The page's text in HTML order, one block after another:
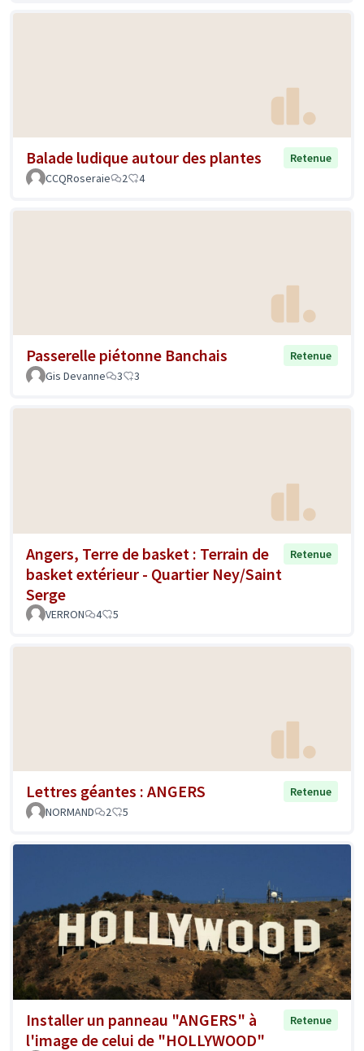
Balade ludique autour des plantes
Retenue
CCQRoseraie
2 4
Passerelle piétonne Banchais
Retenue
Gis Devanne
3 3
Angers, Terre de basket : Terrain de
basket extérieur - Quartier Ney/Saint
Serge
Retenue
VERRON 4 5
Lettres géantes : ANGERS
Retenue
NORMAND
2 5
Installer un panneau "ANGERS" à
l'image de celui de "HOLLYWOOD"
Retenue